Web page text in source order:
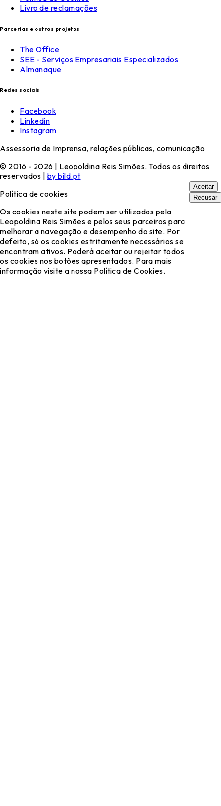
Livro de reclamações
Parcerias e outros projetos
The Office
SEE - Serviços Empresariais Especializados
Almanaque
Redes sociais
Facebook
Linkedin
Instagram
Assessoria de Imprensa, relações públicas, comunicação
© 2016 - 2026 | Leopoldina Reis Simões. Todos os direitos
reservados | by bild.pt
Política de cookies
Os cookies neste site podem ser utilizados pela
Leopoldina Reis Simões e pelos seus parceiros para
melhorar a navegação e desempenho do site. Por
defeito, só os cookies estritamente necessários se
encontram ativos. Poderá aceitar ou rejeitar todos
os cookies nos botões apresentados. Para mais
informação visite a nossa Política de Cookies.
Aceitar
Recusar